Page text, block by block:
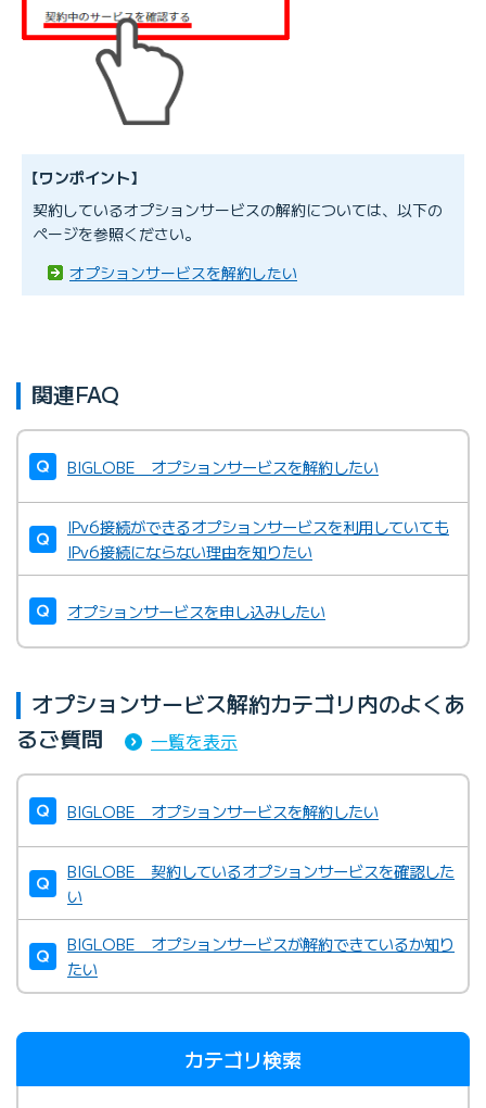
メール転送設定
セカンドメールボックス
使い分けアドレス
■個人ホームページ／その他
個人ホームページ
固定IPアドレスオプション
プチドメインサービス
独自ドメインメール
マイページ－「利用中のサービス」
BIGLOBEカスタマーサポート
【ワンポイント】
契約しているオプションサービスの解約については、以下の
ページを参照ください。
オプションサービスを解約したい
関連FAQ
BIGLOBE オプションサービスを解約したい
IPv6接続ができるオプションサービスを利用していても
IPv6接続にならない理由を知りたい
オプションサービスを申し込みしたい
オプションサービス解約カテゴリ内のよくあ
るご質問
一覧を表示
BIGLOBE オプションサービスを解約したい
BIGLOBE 契約しているオプションサービスを確認した
い
BIGLOBE オプションサービスが解約できているか知り
たい
カテゴリ検索